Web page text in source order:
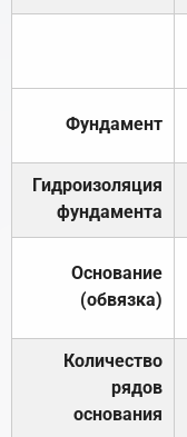
Фундамент
Гидроизоляция
фундамента
Основание
(обвязка)
Количество
рядов
основания